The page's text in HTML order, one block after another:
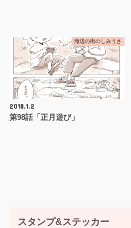
海辺の街のしみうさ
2018.1.2
第98話「正月遊び」
スタンプ&ステッカー